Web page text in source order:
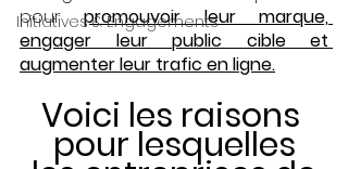
Initiatives & Engagements
pour promouvoir leur marque,
engager leur public cible et
augmenter leur trafic en ligne.
Voici les raisons
pour lesquelles